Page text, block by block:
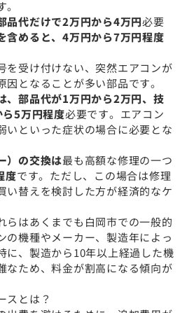
品代だけで2万円から4万円必要
含めると、4万円から7万円程度
を受け付けない、突然エアコンが
となることが多い部品です。
、部品代が1万円から2万円、技
5万円程度必要です。エアコン
いといった症状の場合に必要とな
）の交換は最も高額な修理の一つ
度です。ただし、この場合は修理
い替えを検討した方が経済的なケ
らはあくまでも白岡市での一般的
の機種やメーカー、製造年によっ
に、製造から10年以上経過した機
なため、料金が割高になる傾向が
スとは？